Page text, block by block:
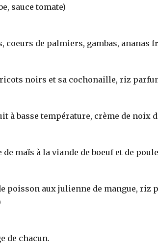
sauce tomate)
coeurs de palmiers, gambas, ananas
noirs et sa cochonaille, riz
à basse température, crème de noix
maïs à la viande de boeuf et de
poisson aux julienne de mangue, riz
de chacun.